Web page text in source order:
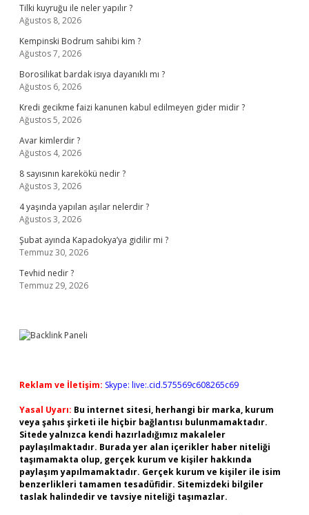
Tilki kuyruğu ile neler yapılır ?
Ağustos 8, 2026
Kempinski Bodrum sahibi kim ?
Ağustos 7, 2026
Borosilikat bardak isıya dayanıklı mı ?
Ağustos 6, 2026
Kredi gecikme faizi kanunen kabul edilmeyen gider midir ?
Ağustos 5, 2026
Avar kimlerdir ?
Ağustos 4, 2026
8 sayısının karekökü nedir ?
Ağustos 3, 2026
4 yaşında yapılan aşılar nelerdir ?
Ağustos 3, 2026
Şubat ayında Kapadokya’ya gidilir mi ?
Temmuz 30, 2026
Tevhid nedir ?
Temmuz 29, 2026
Reklam ve İletişim: Skype: live:.cid.575569c608265c69
Yasal Uyarı: Bu internet sitesi, herhangi bir marka, kurum
veya şahıs şirketi ile hiçbir bağlantısı bulunmamaktadır.
Sitede yalnızca kendi hazırladığımız makaleler
paylaşılmaktadır. Burada yer alan içerikler haber niteliği
taşımamakta olup, gerçek kurum ve kişiler hakkında
paylaşım yapılmamaktadır. Gerçek kurum ve kişiler ile isim
benzerlikleri tamamen tesadüfidir. Sitemizdeki bilgiler
taslak halindedir ve tavsiye niteliği taşımazlar.